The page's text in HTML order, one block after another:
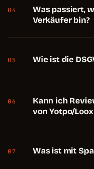
04
Was passiert,
Verkäufer bin?
05 Wie ist die
06
Kann ich
von Yotpo/
07 Was ist mit